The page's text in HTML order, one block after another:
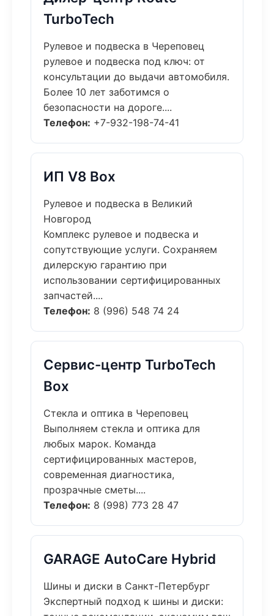
TurboTech
Рулевое и подвеска в Череповец
рулевое и подвеска под ключ: от
консультации до выдачи автомобиля.
Более 10 лет заботимся о
безопасности на дороге....
Телефон: +7-932-198-74-41
ИП V8 Box
Рулевое и подвеска в Великий
Новгород
Комплекс рулевое и подвеска и
сопутствующие услуги. Сохраняем
дилерскую гарантию при
использовании сертифицированных
запчастей....
Телефон: 8 (996) 548 74 24
Сервис-центр TurboTech
Box
Стекла и оптика в Череповец
Выполняем стекла и оптика для
любых марок. Команда
сертифицированных мастеров,
современная диагностика,
прозрачные сметы....
Телефон: 8 (998) 773 28 47
GARAGE AutoCare Hybrid
Шины и диски в Санкт-Петербург
Экспертный подход к шины и диски: